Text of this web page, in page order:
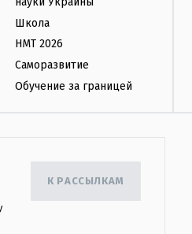
Школа
НМТ 2026
Саморазвитие
Обучение за границей
К РАССЫЛКАМ